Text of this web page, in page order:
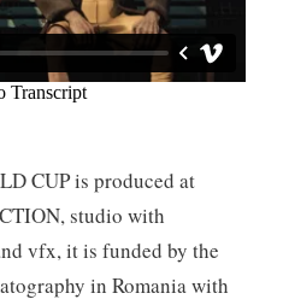
CUP is produced at
studio with
vfx, it is funded by the
in Romania with